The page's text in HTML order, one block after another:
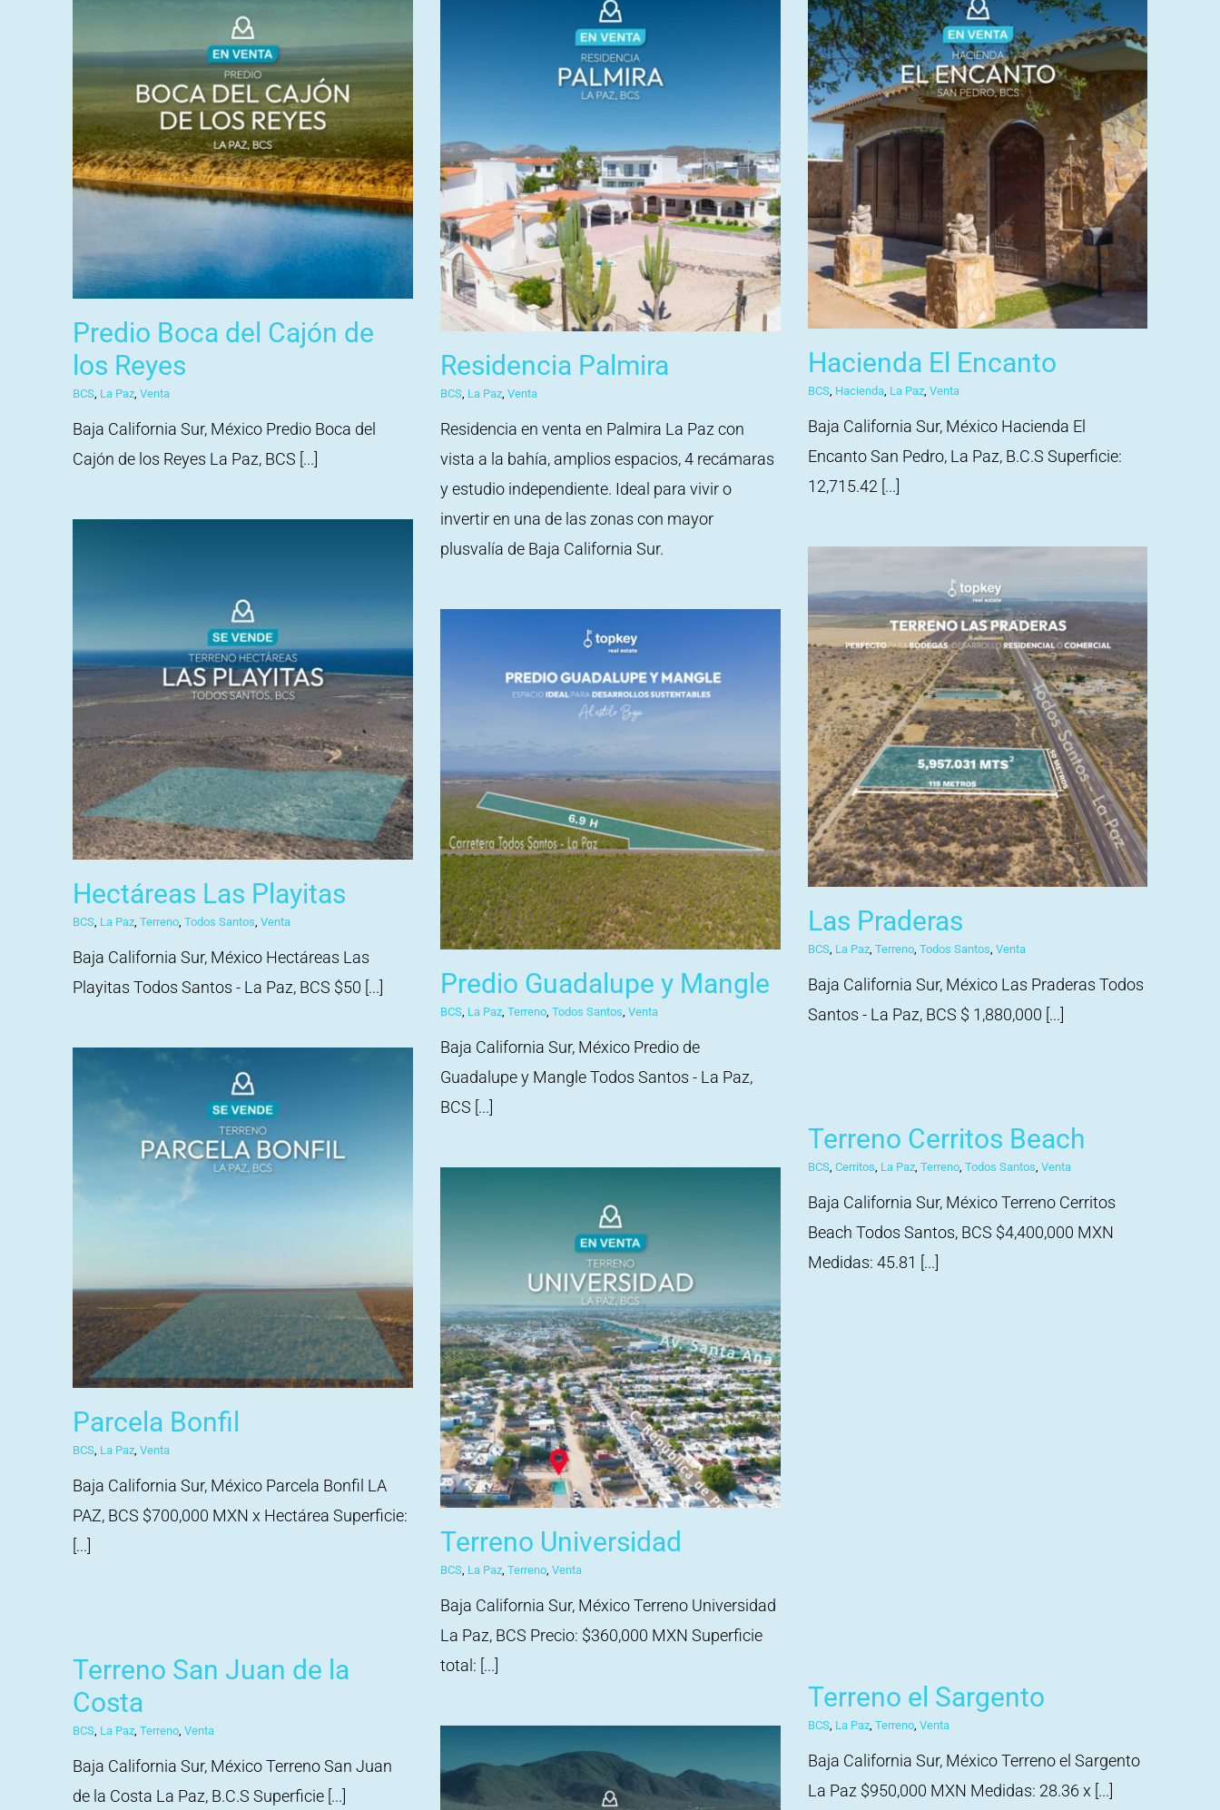
Predio Boca del Cajón
de los Reyes
Predio Boca del Cajón de
los Reyes
BCS, La Paz, Venta
Baja California Sur, México Predio Boca del
Cajón de los Reyes La Paz, BCS [...]
Hacienda El Encanto
BCS, Hacienda La Paz, Venta
Baja California Sur, México Hacienda El
Encanto San Pedro, La Paz, B.C.S Superficie:
12,715.42 [...]
Residencia Palmira
BCS, La Paz, Venta
Residencia en venta en Palmira La Paz con
vista a la bahía, amplios espacios, 4 recámaras
y estudio independiente. Ideal para vivir o
invertir en una de las zonas con mayor
plusvalía de Baja California Sur.
Hectáreas Las Playitas
BCS, La Paz, Terreno, Todos Santos Venta
Baja California Sur, México Hectáreas Las
Playitas Todos Santos - La Paz, BCS $50 [...]
Las Praderas
BCS, La Paz, Terreno, Todos Santos Venta
Baja California Sur, México Las Praderas Todos
Santos - La Paz, BCS $ 1,880,000 [...]
Predio Guadalupe y
Mangle
Predio Guadalupe y Mangle
BCS, La Paz, Terreno, Todos Santos Venta
Baja California Sur, México Predio de
Guadalupe y Mangle Todos Santos - La Paz,
BCS [...]
Parcela Bonfil
BCS, La Paz, Venta
Baja California Sur, México Parcela Bonfil LA
PAZ, BCS $700,000 MXN x Hectárea Superficie:
[...]
Terreno Cerritos Beach
BCS, Cerritos, La Paz, Terreno, Todos Santos, Venta
Baja California Sur, México Terreno Cerritos
Beach Todos Santos, BCS $4,400,000 MXN
Medidas: 45.81 [...]
Terreno Universidad
BCS, La Paz, Terreno, Venta
Baja California Sur, México Terreno Universidad
La Paz, BCS Precio: $360,000 MXN Superficie
total: [...]
Costa
Terreno San Juan de la
Costa
BCS, La Paz, Terreno, Venta
Baja California Sur, México Terreno San Juan
de la Costa La Paz, B.C.S Superficie [...]
Terreno el Sargento
BCS, La Paz, Terreno, Venta
Baja California Sur, México Terreno el Sargento
La Paz $950,000 MXN Medidas: 28.36 x [...]